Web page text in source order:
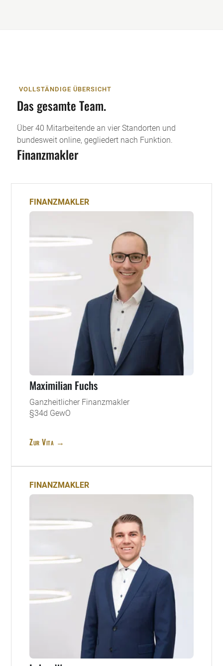
VOLLSTÄNDIGE ÜBERSICHT
Das gesamte Team.
Über 40 Mitarbeitende an vier Standorten und
bundesweit online, gegliedert nach Funktion.
Finanzmakler
FINANZMAKLER
Maximilian Fuchs
Ganzheitlicher Finanzmakler
§34d GewO
Zur Vita →
FINANZMAKLER